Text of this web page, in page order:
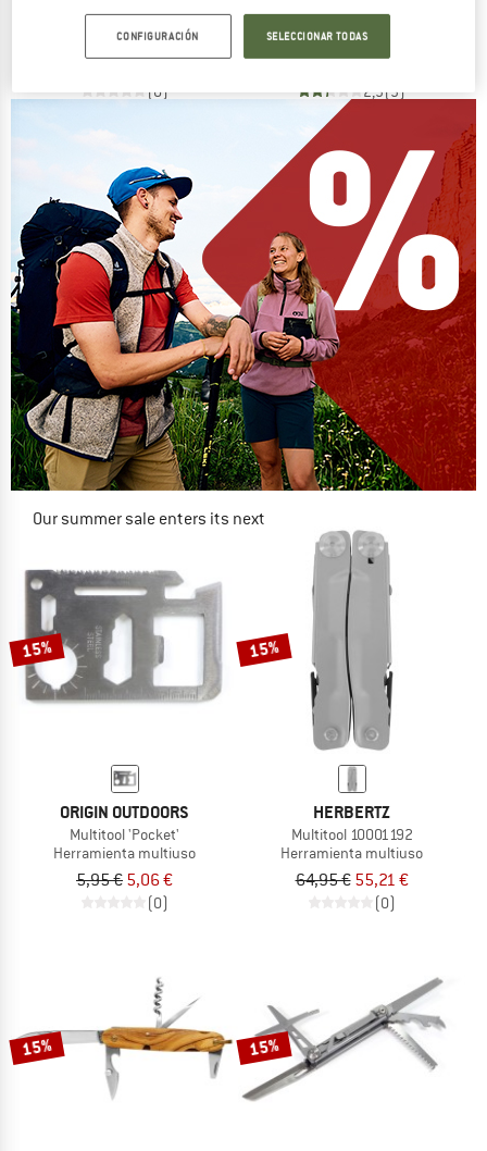
Herramienta multiuso
(0)
Herramienta multiuso
2,3(3)
Our summer sale enters its next
NOW UP TO 50% OFF
TO THE SALE
15%
ORIGIN OUTDOORS
Multitool 'Pocket'
Herramienta multiuso
5,95 € 5,06 €
(0)
15%
HERBERTZ
Multitool 10001192
Herramienta multiuso
64,95 € 55,21 €
(0)
15% 15%
CONFIGURACIÓN SELECCIONAR TODAS